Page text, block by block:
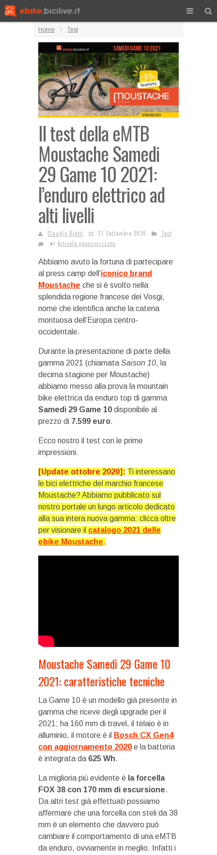
Home Test
Il test della eMTB
Moustache Samedi
29 Game 10 2021:
l’enduro elettrico ad
alti livelli
Claudio Riotti 27 Settembre 2020
Test
Articolo sponsorizzato
Abbiamo avuto la fortuna di partecipare
al press camp dell’iconico brand
Moustache che si è svolto nella
splendida regione francese dei Vosgi,
nome che identifica anche la catena
montuosa dell’Europa centro-
occidentale.
Durante la presentazione di parte della
gamma 2021 (chiamata Saison 10, la
decima stagione per Moustache)
abbiamo messo alla prova la mountain
bike elettrica da enduro top di gamma
Samedi 29 Game 10 disponibile al
prezzo di 7.599 euro.
Ecco nostro il test con le prime
impressioni.
[Update ottobre 2020]: Ti interessano
le bici elettriche del marchio francese
Moustache? Abbiamo pubblicato sul
nostro portale un lungo articolo dedicato
alla sua intera nuova gamma: clicca oltre
per visionare il catalogo 2021 delle
ebike Moustache.
Moustache Samedi 29 Game 10
2021: caratteristiche tecniche
La Game 10 è un modello già presente in
gamma che riceve degli upgrade per il
2021; ha 160 mm di travel, il telaio è in
alluminio, il motore è il Bosch CX Gen4
con aggiornamento 2020 e la batteria
è integrata da 625 Wh.
La miglioria più evidente è la forcella
FOX 38 con 170 mm di escursione.
Da altri test già effettuati possiamo
affermare che una forcella con steli da 38
mm è un elemento che davvero può
cambiare il comportamento di una eMTB
da enduro, ovviamente in meglio. Infatti i